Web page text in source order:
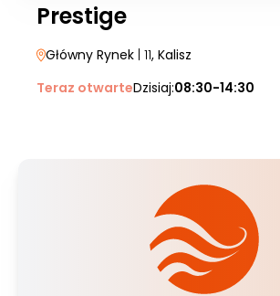
Prestige
Główny Rynek | 11, Kalisz
Teraz otwarteDzisiaj:08:30-14:30